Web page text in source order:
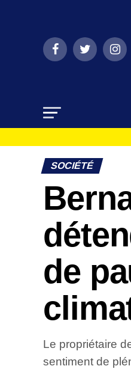
SOCIÉTÉ
de
Le propriétaire
sentiment de